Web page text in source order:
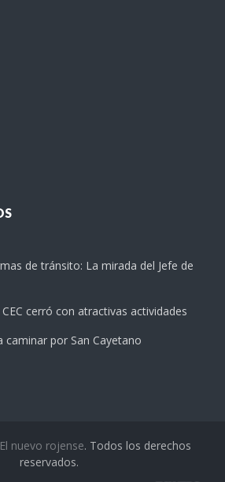
de tránsito: La mirada del Jefe de
cerró con atractivas actividades
caminar por San Cayetano
El nuevo rojense. Todos los derechos
reservados.